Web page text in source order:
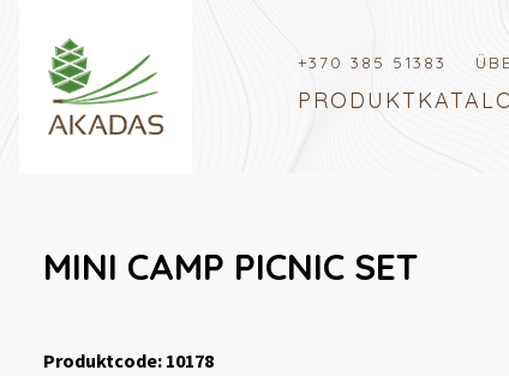
+370 385 51383
MINI CAMP PICNIC SET
Produktcode: 10178